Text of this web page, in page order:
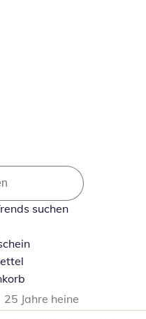
suchen
25 Jahre heine